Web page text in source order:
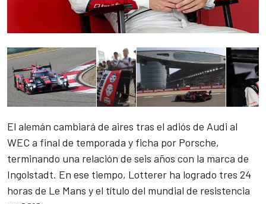
El alemán cambiará de aires tras el adiós de Audi al
WEC a final de temporada y ficha por Porsche,
terminando una relación de seis años con la marca de
Ingolstadt. En ese tiempo, Lotterer ha logrado tres 24
horas de Le Mans y el título del mundial de resistencia